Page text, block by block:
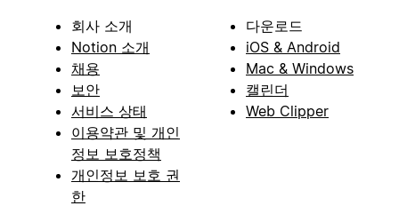
회사 소개
Notion 소개
채용
보안
서비스 상태
이용약관 및 개인
정보 보호정책
개인정보 보호 권
한
다운로드
iOS & Android
Mac & Windows
캘린더
Web Clipper